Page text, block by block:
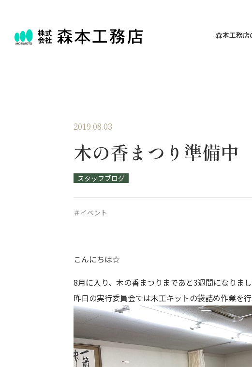
森本工務店
2019.08.03
木の香まつり準備中
スタッフブログ
＃イベント
こんにちは☆
8月に入り、木の香まつりまであと3週間になりまし
昨日の実行委員会では木工キットの袋詰め作業を行